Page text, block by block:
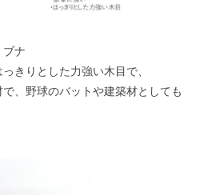
ナ
きりとした力強い木目で、
、野球のバットや建築材としても